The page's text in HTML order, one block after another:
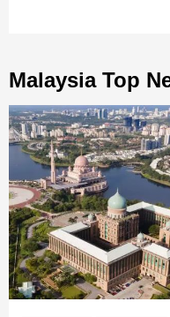
Malaysia Top